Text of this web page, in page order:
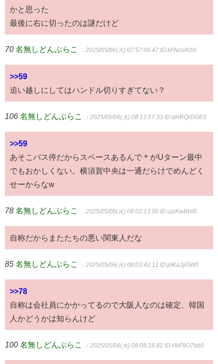
かと思った
最後に右に切ったのは謎だけど
70 名無しどんぶらこ ：2025/05/06(火) 07:57:09.47 ID:kFNcsiKh0
>>59
追い越しにしてはハンドル切りすぎてない？
106 名無しどんぶらこ ：2025/05/06(火) 08:13:57.33 ID:qHRQrDGE0
>>59
あそこバス停だからスペースあるんで＊がUターン最中
でもおかしくない。横須賀中央は一通だらけでめんどく
せーからなw
78 名無しどんぶらこ ：2025/05/06(火) 08:02:13.00 ID:ujzKwBH/0
自称だからまたたちの悪い関東人だな
85 名無しどんぶらこ ：2025/05/06(火) 08:03:42.11 ID:pIKaJyGW0
>>78
自称は会社員にかかってるので大阪人なのは確定、韓国
人かどうかは知らんけど
100 名無しどんぶらこ ：2025/05/06(火) 08:08:16.81 ID:HkF9O7bb0